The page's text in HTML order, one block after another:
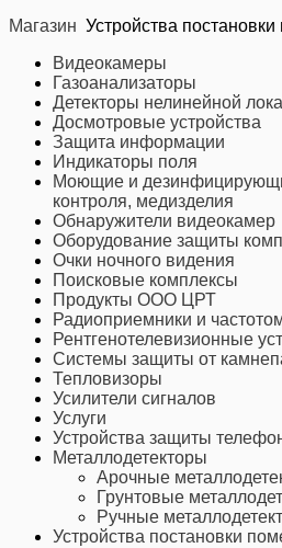
Магазин Устройства
Видеокамеры
Газоанализаторы
Детекторы нелинейной
Досмотровые устройства
Защита информации
Индикаторы поля
Моющие и
контроля, медизделия
Обнаружители видеокамер
Оборудование защиты комп
Очки ночного видения
Поисковые комплексы
Продукты ООО ЦРТ
Радиоприемники и
Рентгенотелевизионные
Системы защиты от
Тепловизоры
Усилители сигналов
Услуги
Устройства защиты
Металлодетекторы
Арочные
Грунтовые
Ручные
Устройства постановки